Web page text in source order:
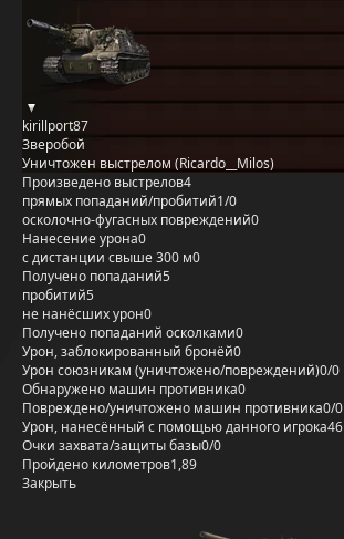
kirillport87
Зверобой
Уничтожен выстрелом (Ricardo__Milos)
Произведено выстрелов4
прямых попаданий/пробитий1/0
осколочно-фугасных повреждений0
Нанесение урона0
с дистанции свыше 300 м0
Получено попаданий5
пробитий5
не нанёсших урон0
Получено попаданий осколками0
Урон, заблокированный бронёй0
Урон союзникам (уничтожено/повреждений)0/0
Обнаружено машин противника0
Повреждено/уничтожено машин противника0/0
Урон, нанесённый с помощью данного игрока46
Очки захвата/защиты базы0/0
Пройдено километров1,89
Закрыть